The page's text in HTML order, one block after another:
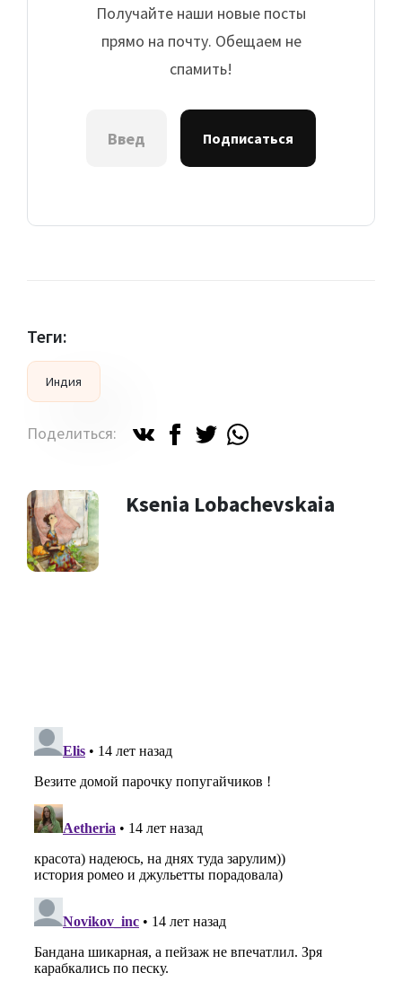
Получайте наши новые посты
прямо на почту. Обещаем не
спамить!
Подписаться
Теги:
Индия
Поделиться:
Ksenia Lobachevskaia